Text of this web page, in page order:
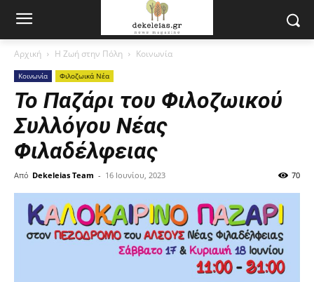
Αρχική Η Ζωή στην Πόλη Κοινωνία
Κοινωνία Φιλοζωικά Νέα
Το Παζάρι του Φιλοζωικού
Συλλόγου Νέας
Φιλαδέλφειας
Από Dekeleias Team - 16 Ιουνίου, 2023 70